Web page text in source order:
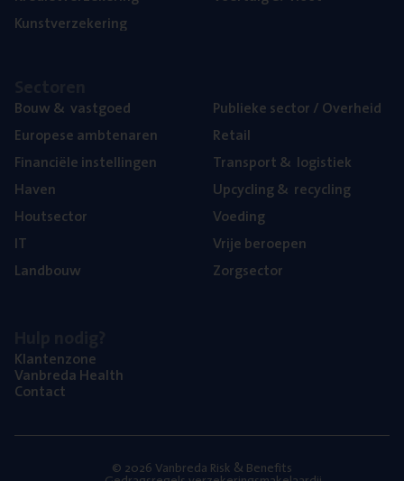
Kunst­ver­ze­ke­ring
Bouw& vastgoed
Euro­pe­se ambtenaren
Finan­ci­ë­le instellingen
Haven
Hout­sec­tor
IT
Land­bouw
Publie­ke sec­tor / Overheid
Retail
Trans­port& logistiek
Upcy­cling& recycling
Voe­ding
Vrije beroe­pen
Zorg­sec­tor
Klan­ten­zo­ne
Van­b­re­da Health
Con­tact
© 2026 Vanbreda Risk & Benefits